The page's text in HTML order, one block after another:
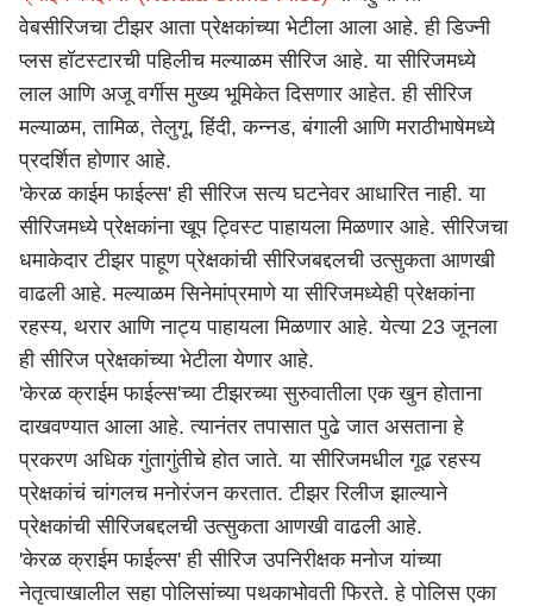
वेबसीरिजचा टीझर आता प्रेक्षकांच्या भेटीला आला आहे. ही डिज्नी
प्लस हॉटस्टारची पहिलीच मल्याळम सीरिज आहे. या सीरिजमध्ये
लाल आणि अजू वर्गीस मुख्य भूमिकेत दिसणार आहेत. ही सीरिज
मल्याळम, तामिळ, तेलुगू, हिंदी, कन्नड, बंगाली आणि मराठीभाषेमध्ये
प्रदर्शित होणार आहे.
'केरळ काईम फाईल्स' ही सीरिज सत्य घटनेवर आधारित नाही. या
सीरिजमध्ये प्रेक्षकांना खूप ट्विस्ट पाहायला मिळणार आहे. सीरिजचा
धमाकेदार टीझर पाहूण प्रेक्षकांची सीरिजबद्दलची उत्सुकता आणखी
वाढली आहे. मल्याळम सिनेमांप्रमाणे या सीरिजमध्येही प्रेक्षकांना
रहस्य, थरार आणि नाट्य पाहायला मिळणार आहे. येत्या 23 जूनला
ही सीरिज प्रेक्षकांच्या भेटीला येणार आहे.
'केरळ क्राईम फाईल्स'च्या टीझरच्या सुरुवातीला एक खुन होताना
दाखवण्यात आला आहे. त्यानंतर तपासात पुढे जात असताना हे
प्रकरण अधिक गुंतागुंतीचे होत जाते. या सीरिजमधील गूढ रहस्य
प्रेक्षकांचं चांगलच मनोरंजन करतात. टीझर रिलीज झाल्याने
प्रेक्षकांची सीरिजबद्दलची उत्सुकता आणखी वाढली आहे.
'केरळ क्राईम फाईल्स' ही सीरिज उपनिरीक्षक मनोज यांच्या
नेतृत्वाखालील सहा पोलिसांच्या पथकाभोवती फिरते. हे पोलिस एका